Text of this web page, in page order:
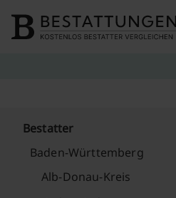
Bestatter
Baden-Württemberg
Alb-Donau-Kreis